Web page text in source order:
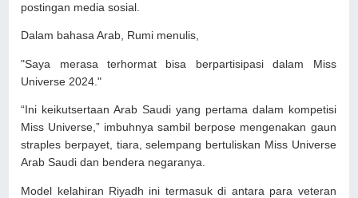
postingan media sosial.
Dalam bahasa Arab, Rumi menulis,
"Saya merasa terhormat bisa berpartisipasi dalam Miss
Universe 2024."
“Ini keikutsertaan Arab Saudi yang pertama dalam kompetisi
Miss Universe,” imbuhnya sambil berpose mengenakan gaun
straples berpayet, tiara, selempang bertuliskan Miss Universe
Arab Saudi dan bendera negaranya.
Model kelahiran Riyadh ini termasuk di antara para veteran